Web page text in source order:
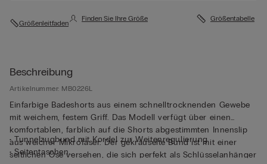
Größenleitfaden
Finden Sie Ihre Größe Größentabelle
Beschreibung
Artikelnummer: MB0226L
Einfarbige Badeshorts aus einem schnelltrocknenden Gewebe
mit weichem, festem Griff. Das Modell verfügt über einen
komfortablen, farblich auf die Shorts abgestimmten Innenslip
aus weicher Mikrofaser. Der gekräuselte Bund ist mit einer
seitlichen Öse versehen, die sich perfekt als Schlüsselanhänger
• Tunnelzugbund mit Kordel zur Weitenregulierung
• Seitentaschen